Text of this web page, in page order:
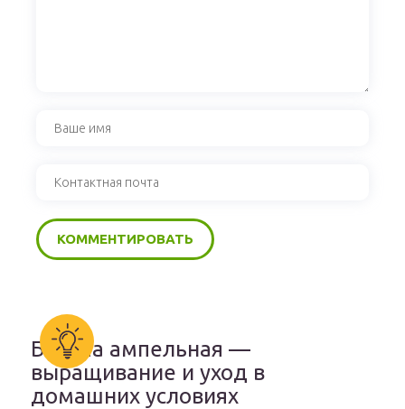
Бакопа ампельная —
выращивание и уход в
домашних условиях